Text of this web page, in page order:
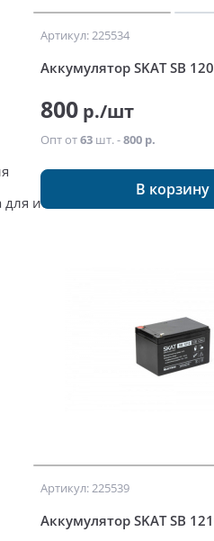
Артикул: 225534
Аккумулятор SKAT SB
800 р./шт
Опт от63 шт. -800 р.
В корзину
Артикул: 225539
Аккумулятор SKAT SB
для источников питания